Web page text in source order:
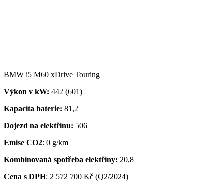
BMW i5 M60 xDrive Touring
Výkon v kW: 442 (601)
Kapacita baterie: 81,2
Dojezd na elektřinu: 506
Emise CO2: 0 g/km
Kombinovaná spotřeba elektřiny: 20,8
Cena s DPH: 2 572 700 Kč (Q2/2024)